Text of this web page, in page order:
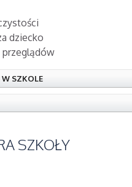
dziecko
przeglądów
W SZKOLE
SZKOŁY